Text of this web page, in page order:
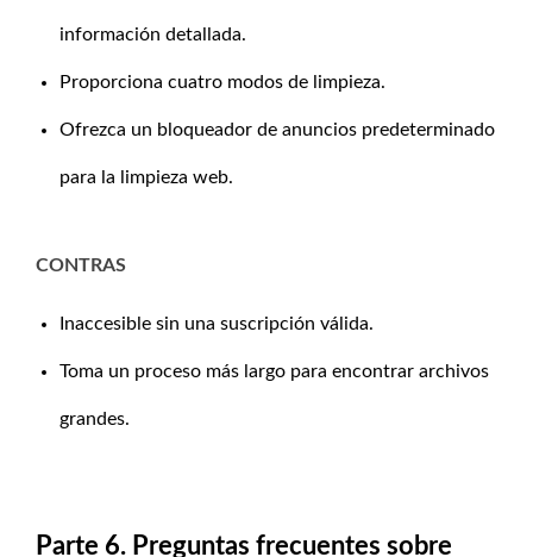
información detallada.
Proporciona cuatro modos de limpieza.
Ofrezca un bloqueador de anuncios predeterminado
para la limpieza web.
CONTRAS
Inaccesible sin una suscripción válida.
Toma un proceso más largo para encontrar archivos
grandes.
Parte 6. Preguntas frecuentes sobre